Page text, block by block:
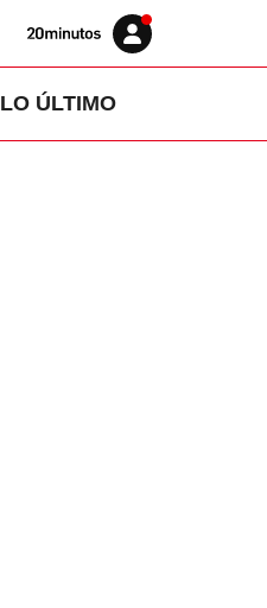
Volver
Iniciar
sesión
LO ÚLTIMO